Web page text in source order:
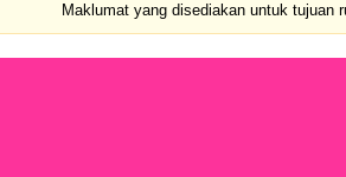
Maklumat yang disediakan untuk tujuan